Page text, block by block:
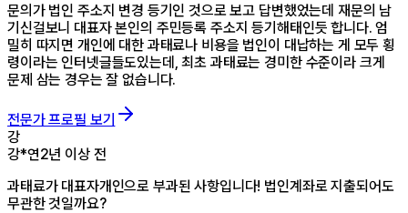
문의가 법인 주소지 변경 등기인 것으로 보고 답변했었는데 재문의 남
기신걸보니 대표자 본인의 주민등록 주소지 등기해태인듯 합니다. 엄
밀히 따지면 개인에 대한 과태료나 비용을 법인이 대납하는 게 모두 횡
령이라는 인터넷글들도있는데, 최초 과태료는 경미한 수준이라 크게
문제 삼는 경우는 잘 없습니다.
전문가 프로필 보기
강
강*연2년 이상 전
과태료가 대표자개인으로 부과된 사항입니다! 법인계좌로 지출되어도
무관한 것일까요?